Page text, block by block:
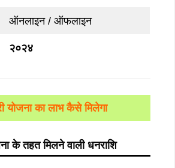
ऑनलाइन / ऑफलाइन
२०२४
योजना का लाभ कैसे मिलेगा
के तहत मिलने वाली धनराशि